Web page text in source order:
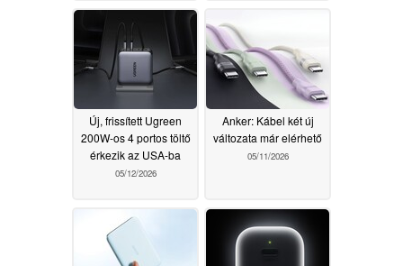
Új, frissített Ugreen
200W-os 4 portos töltő
érkezik az USA-ba
05/12/2026
Anker: Kábel két új
változata már elérhető
05/11/2026